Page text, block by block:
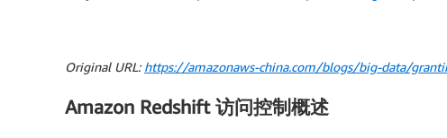
Original URL:https://amazonaws-china.com/blogs/big-data/
Amazon Redshift 访问控制概述